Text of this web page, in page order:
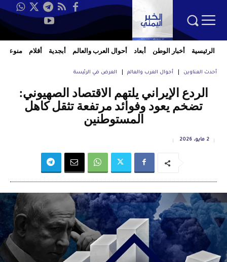
الرئيسية أخبار الوطن أبعاد أحوال العرب والعالم أبجدية أقلام منوعات
أحدث العناوين أحوال العرب والعالم العرض في الرئيسة
الردع الإيراني يلتهم الاقتصاد الصهيوني:
تضخم يعود وفوائد مرتفعة تثقل كاهل
المستوطنين
2 مايو، 2026